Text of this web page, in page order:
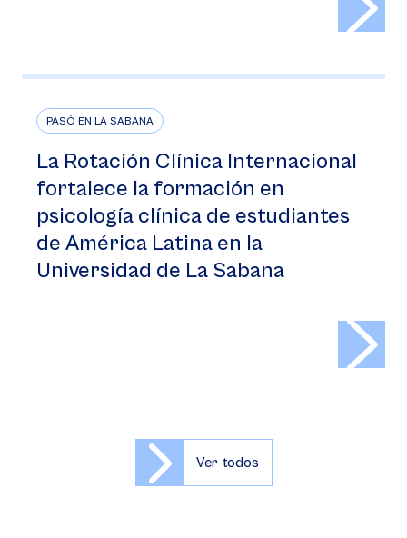
PASÓ EN LA SABANA
La Rotación Clínica Internacional
fortalece la formación en
psicología clínica de estudiantes
de América Latina en la
Universidad de La Sabana
Ver todos